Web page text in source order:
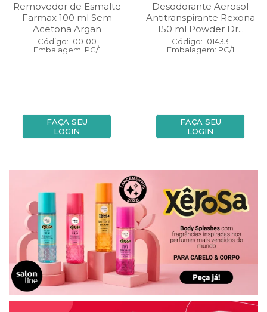
Removedor de Esmalte
Farmax 100 ml Sem
Acetona Argan
Código: 100100
Embalagem: PC/1
FAÇA SEU
LOGIN
Desodorante Aerosol
Antitranspirante Rexona
150 ml Powder Dr...
Código: 101433
Embalagem: PC/1
FAÇA SEU
LOGIN